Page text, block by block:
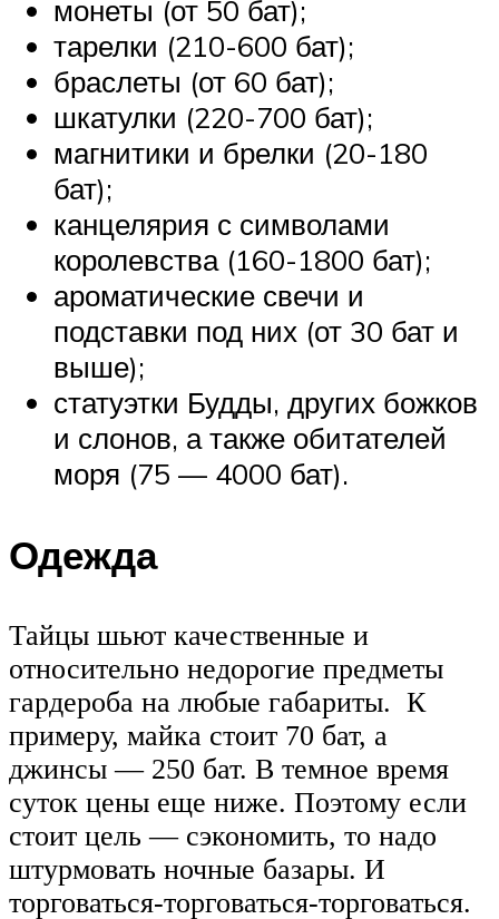
монеты (от 50 бат);
тарелки (210-600 бат);
браслеты (от 60 бат);
шкатулки (220-700 бат);
магнитики и брелки (20-180
бат);
канцелярия с символами
королевства (160-1800 бат);
ароматические свечи и
подставки под них (от 30 бат и
выше);
статуэтки Будды, других божков
и слонов, а также обитателей
моря (75 — 4000 бат).
Одежда
Тайцы шьют качественные и
относительно недорогие предметы
гардероба на любые габариты. К
примеру, майка стоит 70 бат, а
джинсы — 250 бат. В темное время
суток цены еще ниже. Поэтому если
стоит цель — сэкономить, то надо
штурмовать ночные базары. И
торговаться-торговаться-торговаться.